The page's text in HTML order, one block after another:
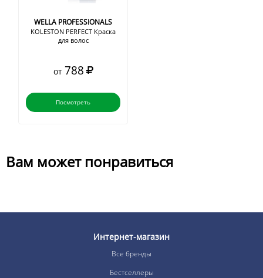
WELLA PROFESSIONALS
KOLESTON PERFECT Краска
для волос
от 788
Посмотреть
Вам может понравиться
Интернет-магазин
Все бренды
Бестселлеры